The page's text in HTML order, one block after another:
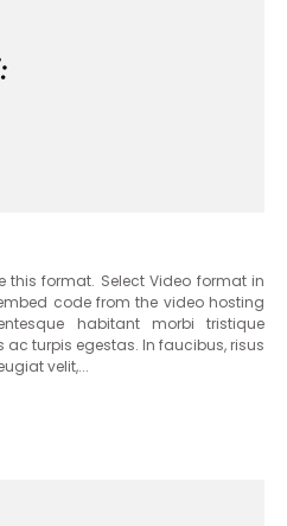
this format. Select Video format in
code from the video hosting
habitant morbi tristique
turpis egestas. In faucibus, risus
velit,...